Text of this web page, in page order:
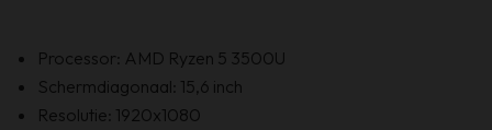
Processor: AMD Ryzen 5 3500U
Schermdiagonaal: 15,6 inch
Resolutie: 1920x1080